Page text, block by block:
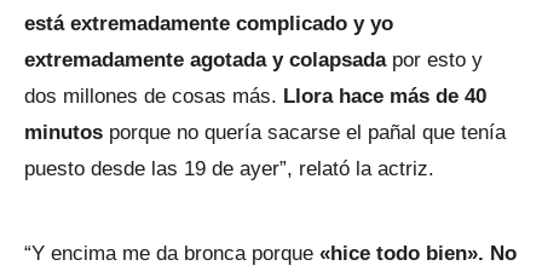
está extremadamente complicado y yo
extremadamente agotada y colapsada por esto y
dos millones de cosas más. Llora hace más de 40
minutos porque no quería sacarse el pañal que tenía
puesto desde las 19 de ayer”, relató la actriz.
“Y encima me da bronca porque «hice todo bien». No